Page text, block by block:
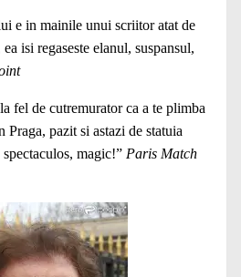
e in mainile unui scriitor atat de
isi regaseste elanul, suspansul,
fel de cutremurator ca a te plimba
pazit si astazi de statuia
magic!” Paris Match